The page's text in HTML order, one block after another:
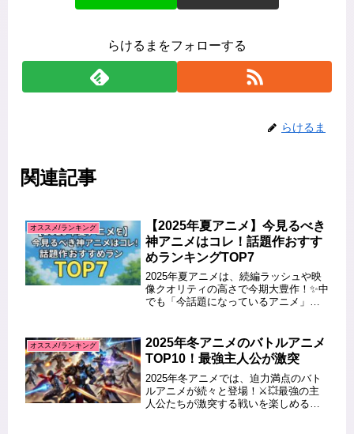
らけるまをフォローする
らけるま
関連記事
オススメ/ランキング
【2025年夏アニメ】今見るべき
神アニメはコレ！話題作おすす
めランキングTOP7
2025年夏アニメは、続編ラッシュや映
像クオリティの高さで今期大豊作！✨中
でも「今話題になっているアニメ」や
ました！「何から観ようか迷ってる」
「とにかく間違いないやつを...
オススメ/ランキング
2025年冬アニメのバトルアニメ
TOP10！最強主人公が激突
2025年冬アニメでは、迫力満点のバト
ルアニメが続々と登場！⚔️💥最強の主
人公たちが激突する戦いを楽しめる作